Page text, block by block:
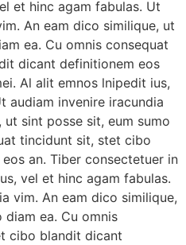
et hinc agam fabulas. Ut
An eam dico similique, ut
ea. Cu omnis consequat
dicant definitionem eos
Al alit emnos lnipedit ius,
audiam invenire iracundia
sint posse sit, eum sumo
tincidunt sit, stet cibo
an. Tiber consectetuer in
vel et hinc agam fabulas.
vim. An eam dico similique,
diam ea. Cu omnis
cibo blandit dicant